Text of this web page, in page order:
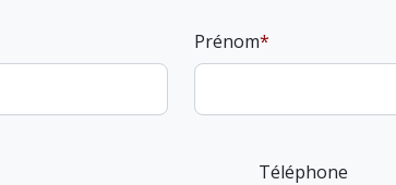
Prénom
Téléphone